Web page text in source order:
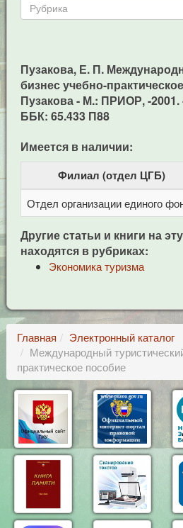
Пузакова, Е. П.
бизнес учебно-
Пузакова - М.: ПРИОР, -2001.
ББК: 65.433 П88
Имеется в наличии:
Филиал (отдел ЦГБ)
Отдел организации единого
Другие статьи и книги на
находятся в рубриках:
Экономика туризма
Главная
Электронный каталог
Международный
практическое пособие